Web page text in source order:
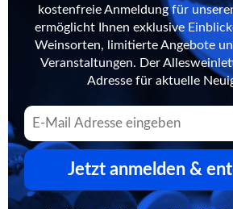
kostenfreie Anmeldung für
ermöglicht Ihnen exklusive
Weinsorten, limitierte Angebote
Veranstaltungen. Der
Adresse für aktuelle
Jetzt anmelden &